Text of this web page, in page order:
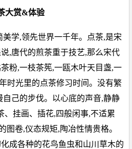
大赏&体验
学,领先世界一千年。点茶,是宋
,唐代的煎茶重于技艺,那么宋代
粉,一枝茶筅,一瓯木叶天目盏,一
时光里的点茶修习时间。没有繁
己的步伐。以心底的声音,静静
、挂画、插花,四般闲事,不适累
图卷,仪态规矩,陶冶性情贵格。
成各种的花鸟鱼虫和山川草木的